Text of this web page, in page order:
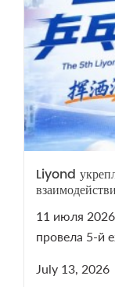
Liyond
11 июля
провела 5-й
напомнило о
July 13, 2026